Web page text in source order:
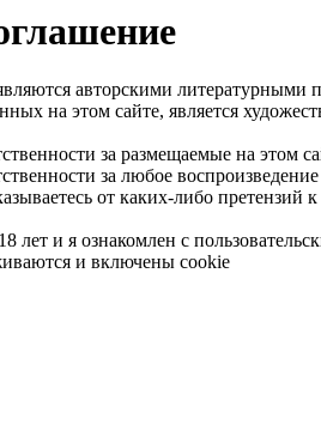
авторскими
на этом сайте, является
за размещаемые на этом
за любое
от каких-либо
лет и я ознакомлен с
и включены cookie